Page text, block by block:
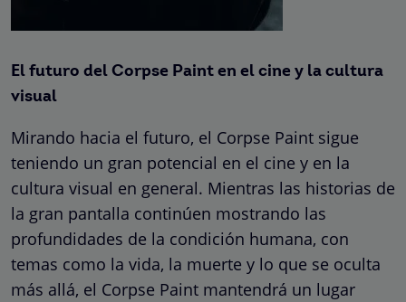
El futuro del Corpse Paint en el cine y la cultura
visual
Mirando hacia el futuro, el Corpse Paint sigue
teniendo un gran potencial en el cine y en la
cultura visual en general. Mientras las historias de
la gran pantalla continúen mostrando las
profundidades de la condición humana, con
temas como la vida, la muerte y lo que se oculta
más allá, el Corpse Paint mantendrá un lugar